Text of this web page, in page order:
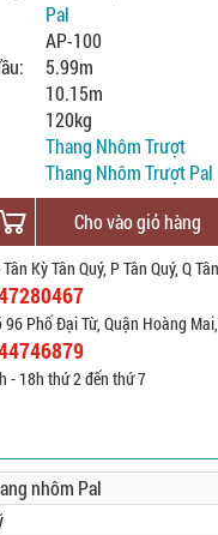
Pal
AP-100
5.99m
10.15m
120kg
Thang Nhôm Trượt
Thang Nhôm Trượt Pal
Cho vào giỏ hàng
Kỳ Tân Quý, P Tân Quý, Q
96 Phố Đại Từ, Quận Hoàng
- 18h thứ 2 đến thứ 7
nhôm Pal